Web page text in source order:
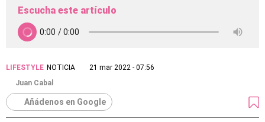
Escucha este artículo
LIFESTYLE NOTICIA
21 mar 2022 - 07:56
Juan Cabal
Añádenos en Google